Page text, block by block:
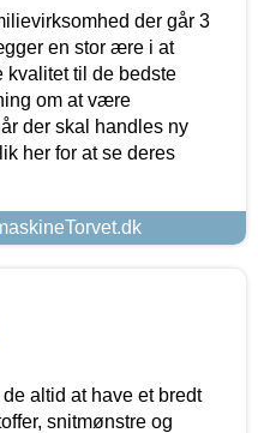
der går 3
en stor ære i at
til de bedste
om at være
der skal handles ny
her for at se deres
altid at have et bredt
snitmønstre og